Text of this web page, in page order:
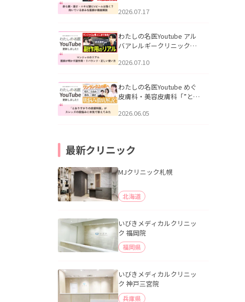
跡にVビームは効く？向いて
説」を公開いたしました。
2026.07.17
わたしの名医Youtube アル
バアレルギークリニック札
医師が明かす副作用・リバ
公開いたしました。
2026.07.10
わたしの名医Youtube めぐ
皮膚科・美容皮膚科「”とお
ッズの肌悩みに本気で答え
2026.06.05
最新クリニック
MJクリニック札幌
北海道
いびきメディカルクリニッ
ク 福岡院
福岡県
いびきメディカルクリニッ
ク 神戸三宮院
兵庫県